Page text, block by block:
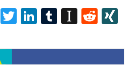
Facebook
TwitterLinkedIn
Tumblr